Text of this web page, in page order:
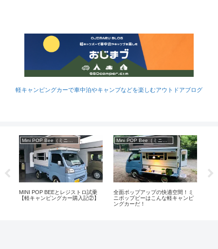
軽キャンピングカーで車中泊やキャンプなどを楽しむアウトドアブログ
MINI POP BEEとレジストロ試乗
【軽キャンピングカー購入記②】
全面ポップアップの快適空間！ミ
ニポップビーはこんな軽キャンピ
ングカーだ！